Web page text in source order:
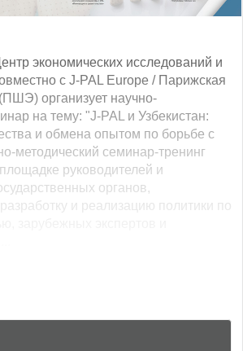
экономических исследований и
с J-PAL Europe / Парижская
организует научно-
на тему: "J-PAL и Узбекистан:
и обмена опытом по борьбе с
методический семинар-тренинг
руководителей и
органов,
и реализацию политики по